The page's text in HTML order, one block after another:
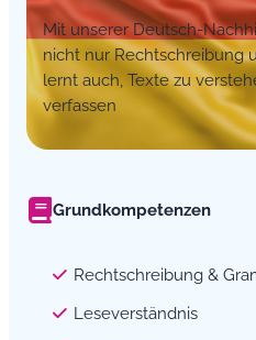
Mit unserer Deutsch-
nicht nur Rechtschreibung
lernt auch, Texte zu
verfassen
Grundkompetenzen
Rechtschreibung &
Leseverständnis